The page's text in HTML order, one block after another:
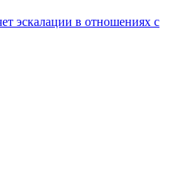
эскалации в отношениях с